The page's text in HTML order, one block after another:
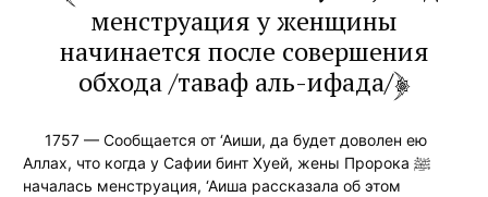
менструация у женщины
начинается после совершения
обхода /таваф аль-ифада/
1757 — Сообщается от ‘Аиши, да будет доволен ею
Аллах, что когда у Сафии бинт Хуей, жены Пророка ﷺ
началась менструация, ‘Аиша рассказала об этом